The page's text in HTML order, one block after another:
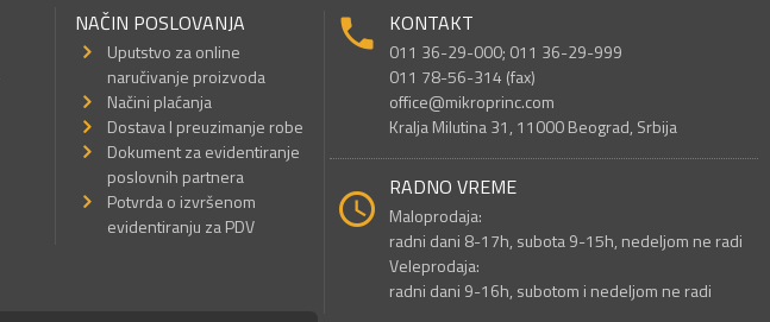
NAČIN POSLOVANJA
Uputstvo za online
naručivanje proizvoda
Načini plaćanja
Dostava I preuzimanje robe
Dokument za evidentiranje
poslovnih partnera
Potvrda o izvršenom
evidentiranju za PDV
KONTAKT
011 36-29-000; 011 36-29-999
011 78-56-314 (fax)
office@mikroprinc.com
Kralja Milutina 31, 11000 Beograd, Srbija
RADNO VREME
Maloprodaja:
radni dani 8-17h, subota 9-15h, nedeljom ne radi
Veleprodaja:
radni dani 9-16h, subotom i nedeljom ne radi